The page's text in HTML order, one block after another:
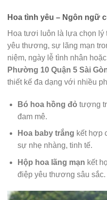
Hoa tình yêu – Ngôn ngữ
Hoa tươi luôn là lựa chọn lý
yêu thương, sự lãng mạn
niệm, ngày lễ tình nhân
Phường 10 Quận 5 Sài
thiết kế đa dạng với nhiều
Bó hoa hồng đỏ tượng
đam mê.
Hoa baby trắng kết hợp
sự nhẹ nhàng, tinh tế.
Hộp hoa lãng mạn kết
điệp yêu thương sâu sắc.